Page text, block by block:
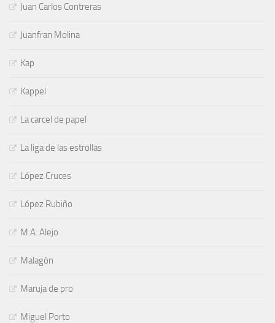
Juan Carlos Contreras
Juanfran Molina
Kap
Kappel
La carcel de papel
La liga de las estrollas
López Cruces
López Rubiño
M.A. Alejo
Malagón
Maruja de pro
Miguel Porto